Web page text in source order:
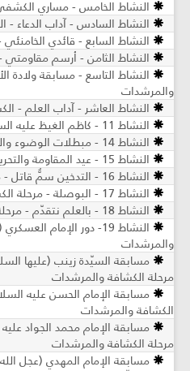
النشاط الخامس - مساري
النشاط السادس - آداب الدعاء -
النشاط السابع - قائدي
النشاط الثامن - أرسم
النشاط التاسع - مسابقة ولادة
والمرشدات
النشاط العاشر - آداب العلم -
النشاط 11 - كاظم الغيظ عليه السلام - الكشافة والمرشدات
النشاط 14 - مبطلات الوضوء والصلاة - الكشافة والمرشدات
النشاط 15 - عيد المقاومة والتحرير - مرحلة الكشافة والمرشدات
النشاط 16 - التدخين سمٌّ قاتل - مرحلة الكشافة والمرشدات
النشاط 17 - البوصلة - مرحلة الكشافة والمرشدات
النشاط 18 - بالعلم نتقدّم - مرحلة الكشافة والمرشدات
النشاط 19- دور الإمام
والمرشدات
مسابقة السيّدة زينب (عليها
مرحلة الكشافة والمرشدات
مسابقة الإمام الحسن عليه
الكشافة والمرشدات
مسابقة الإمام محمد الجواد
مرحلة الكشافة والمرشدات
مسابقة الإمام المهدي (عجل